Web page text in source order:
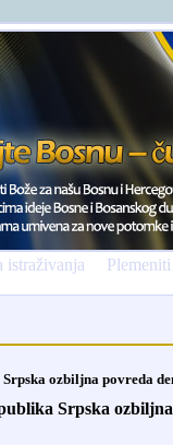
istraživanja
Srpska ozbiljna povreda
Srpska